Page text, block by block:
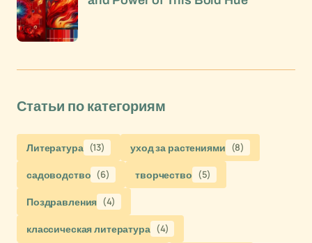
Статьи по категориям
Литература (13) уход за растениями (8)
садоводство (6) творчество (5)
Поздравления (4)
классическая литература (4)